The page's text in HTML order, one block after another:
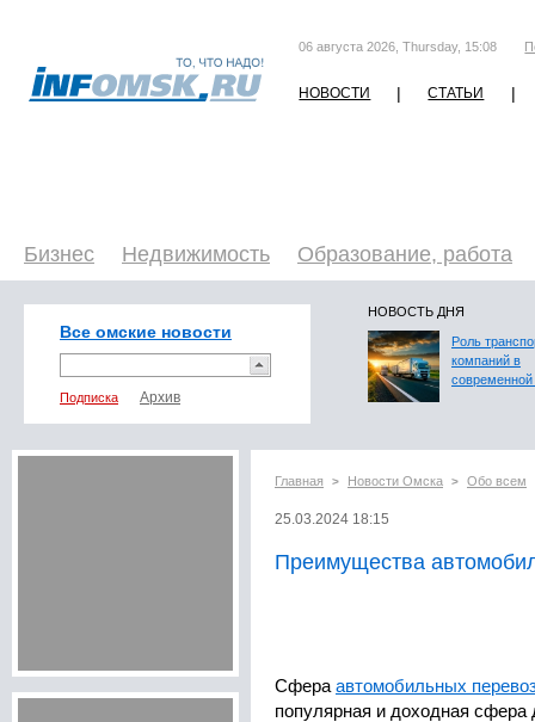
06 августа 2026, Thursday, 15:08
НОВОСТИ | СТАТЬИ |
Бизнес Недвижимость Образование, работа
Все омские новости
Подписка
НОВОСТЬ ДНЯ
Роль
компаний в
современной
Главная > Новости Омска > Обо всем
25.03.2024 18:15
Преимущества
Сфера автомобильных
популярная и доходная сфера